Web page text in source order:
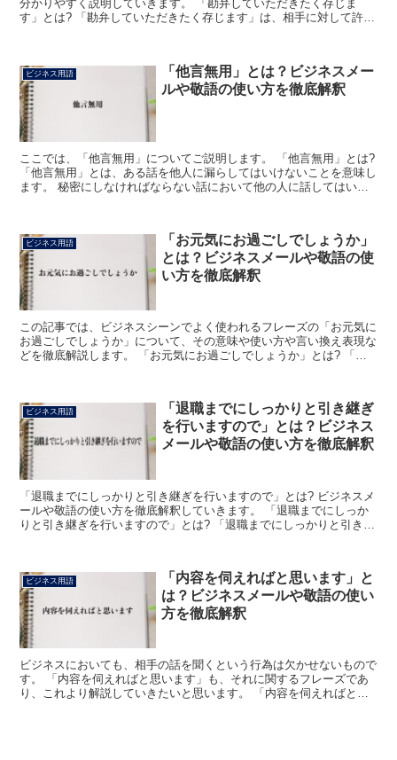
分かりやすく説明していきます。 「勘弁していただきたく存じま
す」とは? 「勘弁していただきたく存じます」は、相手に対して許し
ビジネス用語
「他言無用」とは？ビジネスメー
ルや敬語の使い方を徹底解釈
ここでは、「他言無用」についてご説明します。 「他言無用」とは?
「他言無用」とは、ある話を他人に漏らしてはいけないことを意味し
ます。 秘密にしなければならない話において他の人に話してはいけ
ビジネス用語
「お元気にお過ごしでしょうか」
とは？ビジネスメールや敬語の使
い方を徹底解釈
この記事では、ビジネスシーンでよく使われるフレーズの「お元気に
お過ごしでしょうか」について、その意味や使い方や言い換え表現な
どを徹底解説します。 「お元気にお過ごしでしょうか」とは? 「お
ビジネス用語
「退職までにしっかりと引き継ぎ
を行いますので」とは？ビジネス
メールや敬語の使い方を徹底解釈
「退職までにしっかりと引き継ぎを行いますので」とは? ビジネスメ
ールや敬語の使い方を徹底解釈していきます。 「退職までにしっか
りと引き継ぎを行いますので」とは? 「退職までにしっかりと引き継
ビジネス用語
「内容を伺えればと思います」と
は？ビジネスメールや敬語の使い
方を徹底解釈
ビジネスにおいても、相手の話を聞くという行為は欠かせないもので
す。 「内容を伺えればと思います」も、それに関するフレーズであ
り、これより解説していきたいと思います。 「内容を伺えればと思